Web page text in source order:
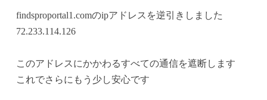
findsproportal1.comのipアドレスを逆引きしました
72.233.114.126
このアドレスにかかわるすべての通信を遮断します
これでさらにもう少し安心です